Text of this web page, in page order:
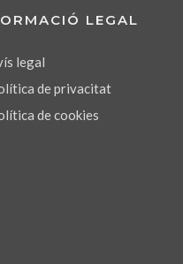
LEGAL
legal
de privacitat
de cookies